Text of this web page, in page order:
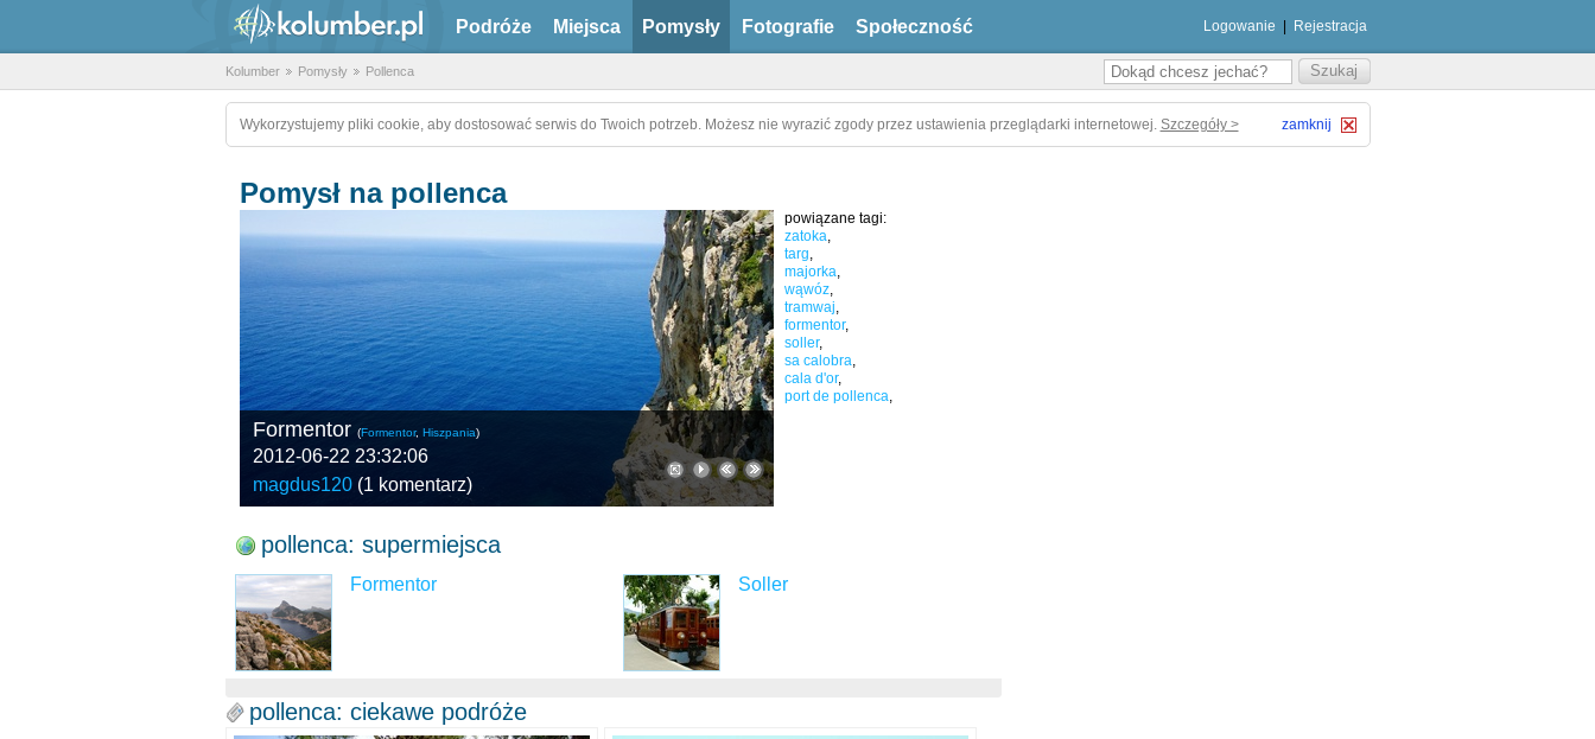
Podróże Miejsca Pomysły Fotografie Społeczność Logowanie Rejestracja
Kolumber Pomysły Pollenca
Wykorzystujemy pliki cookie, aby dostosować serwis do Twoich potrzeb. Możesz nie wyrazić zgody przez ustawienia przeglądarki internetowej. Szczegóły > zamknij
Pomysł na pollenca
powiązane tagi:
zatoka,
targ,
majorka,
wąwóz,
tramwaj,
formentor,
soller,
sa calobra,
cala d'or,
port de pollenca,
Formentor (Formentor, Hiszpania)
2012-06-22 23:32:06
magdus120(1 komentarz)
pollenca: supermiejsca
Formentor Soller
pollenca: ciekawe podróże